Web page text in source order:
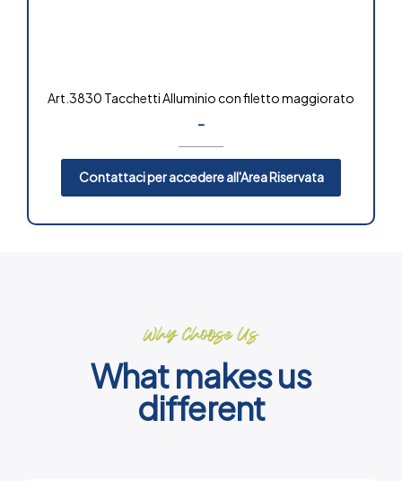
Art.3830 Tacchetti Alluminio con filetto maggiorato
-
Contattaci per accedere all'Area Riservata
Why Choose Us
What makes us
different